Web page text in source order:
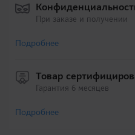
При заказе и получении
Подробнее
Товар
Гарантия 6 месяцев
Подробнее